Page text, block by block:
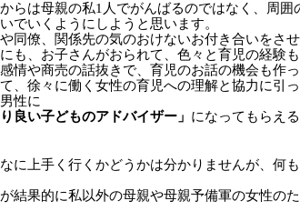
らは母親の私1人でがんばるのではなく、周囲
でいくようにしようと思います。
同僚、関係先の気のおけないお付き合いをさ
も、お子さんがおられて、色々と育児の経験
情や商売の話抜きで、育児のお話の機会も作
、徐々に働く女性の育児への理解と協力に引
性に
り良い子どものアドバイザー」 になってもらえ
に上手く行くかどうかは分かりませんが、何
結果的に私以外の母親や母親予備軍の女性の